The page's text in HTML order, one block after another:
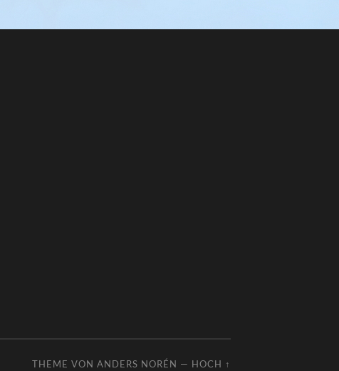
THEME VON ANDERS NORÉN — HOCH ↑